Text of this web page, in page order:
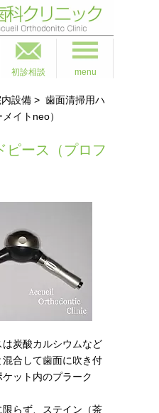
初診相談 menu
設備 > 歯面清掃用ハ
イトneo）
ピース（プロフ
炭酸カルシウムなど
合して歯面に吹き付
ット内のプラーク
らず、ステイン（茶